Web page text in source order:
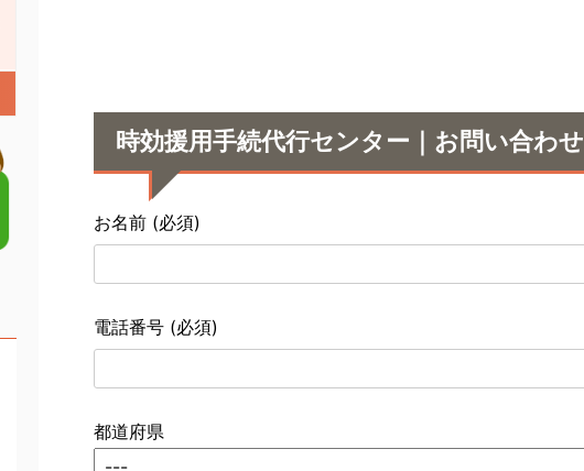
時効援用手続代行センター｜お問い合わせ
お名前 (必須)
電話番号 (必須)
都道府県